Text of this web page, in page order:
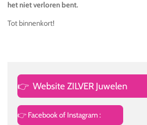
het niet verloren bent.
Tot binnenkort!
👉 Website ZILVER Juwelen
👉 Facebook of Instagram :